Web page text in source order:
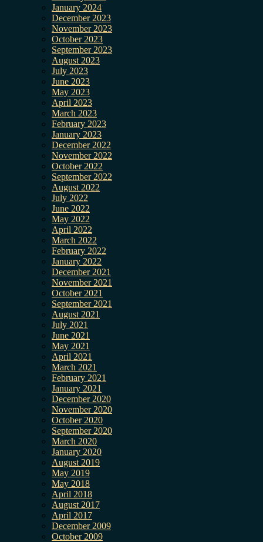
January 2024
December 2023
November 2023
October 2023
September 2023
August 2023
July 2023
June 2023
May 2023
April 2023
March 2023
February 2023
January 2023
December 2022
November 2022
October 2022
September 2022
August 2022
July 2022
June 2022
May 2022
April 2022
March 2022
February 2022
January 2022
December 2021
November 2021
October 2021
September 2021
August 2021
July 2021
June 2021
May 2021
April 2021
March 2021
February 2021
January 2021
December 2020
November 2020
October 2020
September 2020
March 2020
January 2020
August 2019
May 2019
May 2018
April 2018
August 2017
April 2017
December 2009
October 2009